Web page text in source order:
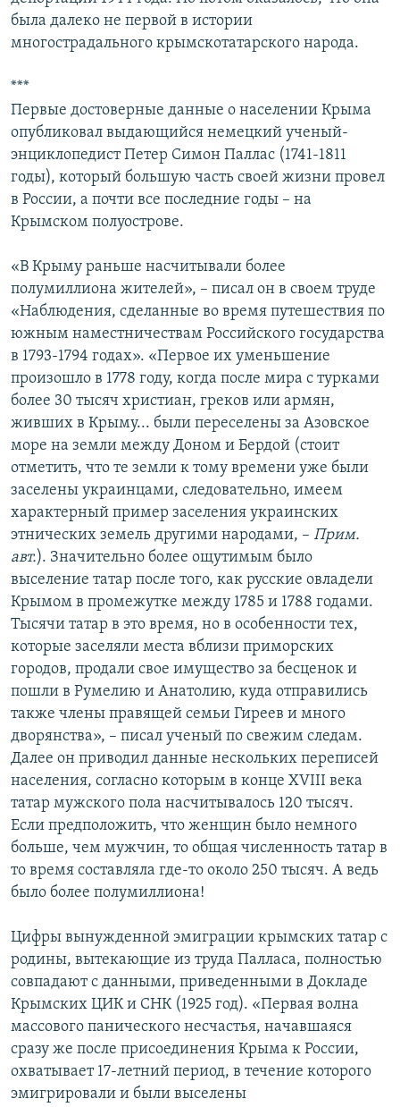
была далеко не первой в истории
многострадального крымскотатарского народа.
***
Первые достоверные данные о населении Крыма
опубликовал выдающийся немецкий ученый-
энциклопедист Петер Симон Паллас (1741-1811
годы), который большую часть своей жизни провел
в России, а почти все последние годы – на
Крымском полуострове.
«В Крыму раньше насчитывали более
полумиллиона жителей», – писал он в своем труде
«Наблюдения, сделанные во время путешествия по
южным наместничествам Российского государства
в 1793-1794 годах». «Первое их уменьшение
произошло в 1778 году, когда после мира с турками
более 30 тысяч христиан, греков или армян,
живших в Крыму... были переселены за Азовское
море на земли между Доном и Бердой (стоит
отметить, что те земли к тому времени уже были
заселены украинцами, следовательно, имеем
характерный пример заселения украинских
этнических земель другими народами, – Прим.
авт.). Значительно более ощутимым было
выселение татар после того, как русские овладели
Крымом в промежутке между 1785 и 1788 годами.
Тысячи татар в это время, но в особенности тех,
которые заселяли места вблизи приморских
городов, продали свое имущество за бесценок и
пошли в Румелию и Анатолию, куда отправились
также члены правящей семьи Гиреев и много
дворянства», – писал ученый по свежим следам.
Далее он приводил данные нескольких переписей
населения, согласно которым в конце XVIII века
татар мужского пола насчитывалось 120 тысяч.
Если предположить, что женщин было немного
больше, чем мужчин, то общая численность татар в
то время составляла где-то около 250 тысяч. А ведь
было более полумиллиона!
Цифры вынужденной эмиграции крымских татар с
родины, вытекающие из труда Палласа, полностью
совпадают с данными, приведенными в Докладе
Крымских ЦИК и СНК (1925 год). «Первая волна
массового панического несчастья, начавшаяся
сразу же после присоединения Крыма к России,
охватывает 17-летний период, в течение которого
эмигрировали и были выселены